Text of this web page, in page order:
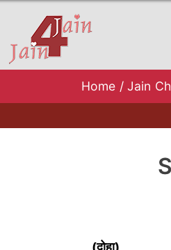
Home / Jain
(दोहा)